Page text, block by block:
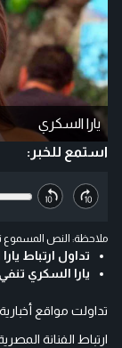
يارا السكري
استمع للخبر:
ملاحظة: النص المسموع
تداول ارتباط
يارا السكري
تداولت مواقع
ارتباط الفنانة